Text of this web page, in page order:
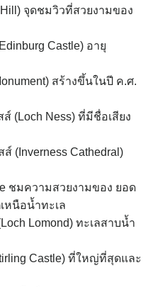
จุดชมวิวที่สวยงามของ
Castle) อายุ
สร้างขึ้นในปี ค.ศ.
(Loch Ness) ที่มีชื่อเสียง
(Inverness Cathedral)
ชมความสวยงามของ ยอด
หนือน้ำทะเล
Lomond) ทะเลสาบน้ำ
Castle) ที่ใหญ่ที่สุดและ